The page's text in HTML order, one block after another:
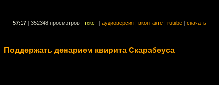
57:17 352348 просмотров текст аудиоверсия вконтакте rutube скачать
Поддержать денарием квирита Скарабеуса